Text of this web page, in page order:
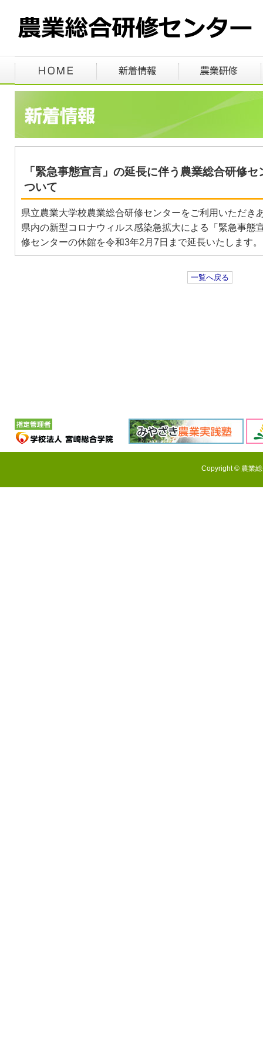
「緊急事態宣言」の延長に伴う農業総合研修
ついて
県立農業大学校農業総合研修センターをご利用いただき
県内の新型コロナウィルス感染急拡大による「緊急事態
修センターの休館を令和3年2月7日まで延長いたします。
一覧へ戻る
Copyright © 農業